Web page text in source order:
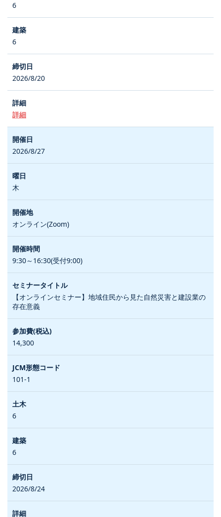
6
6
2026/8/20
詳細
2026/8/27
木
オンライン(Zoom)
9:30～16:30(受付9:00)
【オンラインセミナー】地域住民から見た自然災害と建設業の
存在意義
14,300
101-1
6
6
2026/8/24